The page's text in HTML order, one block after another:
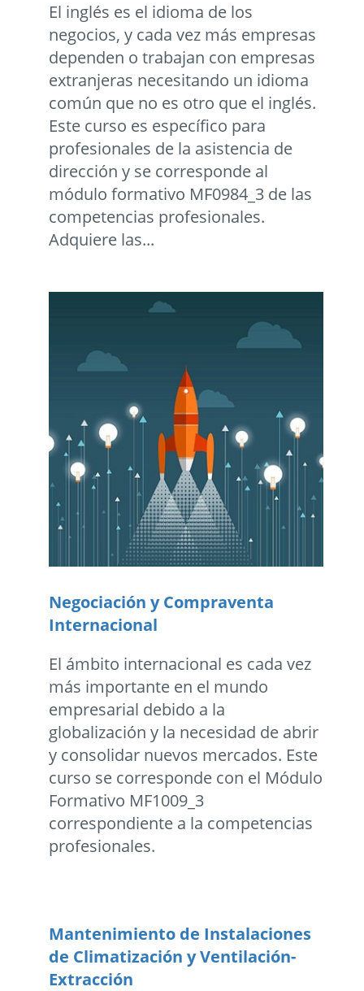
El inglés es el idioma de los
negocios, y cada vez más empresas
dependen o trabajan con empresas
extranjeras necesitando un idioma
común que no es otro que el inglés.
Este curso es específico para
profesionales de la asistencia de
dirección y se corresponde al
módulo formativo MF0984_3 de las
competencias profesionales.
Adquiere las...
Negociación y Compraventa
Internacional
El ámbito internacional es cada vez
más importante en el mundo
empresarial debido a la
globalización y la necesidad de abrir
y consolidar nuevos mercados. Este
curso se corresponde con el Módulo
Formativo MF1009_3
correspondiente a la competencias
profesionales.
Mantenimiento de Instalaciones
de Climatización y Ventilación-
Extracción